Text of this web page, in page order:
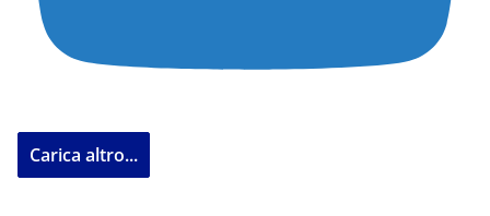
Carica altro...